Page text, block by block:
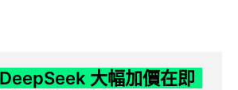
大幅加價在即